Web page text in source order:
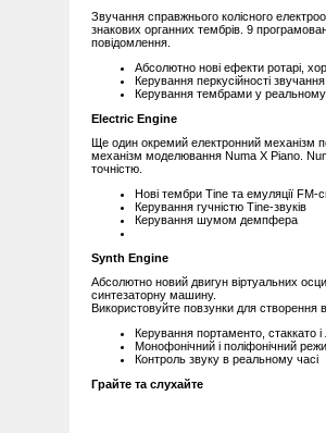
Звучання справжнього колісного
знакових органних тембрів. 9
повідомлення.
Абсолютно нові ефекти ротарі,
Керування перкусійності звучання
Керування тембрами у реальному
Electric Engine
Ще один окремий електронний механізм
механізм моделювання Numa X Piano.
точністю.
Нові тембри Tine та емуляції FM-
Керування гучністю Tine-звуків
Керування шумом демпфера
Synth Engine
Абсолютно новий двигун віртуальних
синтезаторну машину.
Використовуйте повзунки для створення
Керування портаменто, стаккато і
Монофонічний і поліфонічний
Контроль звуку в реальному часі
Грайте та слухайте